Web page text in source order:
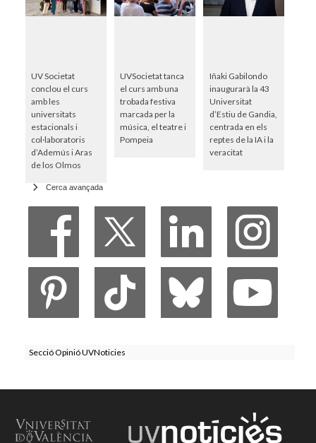
UV Societat
conclou el curs
amb les
universitats
estacionals i
col·laboratoris
d’Ademús i Aras
de los Olmos
UVSocietat tanca
el curs amb una
trobada festiva
marcada per la
música, el teatre i
Pompeia
Iñaki Gabilondo
inaugurarà la 43
Universitat
d’Estiu de Gandia,
centrada en els
reptes de la IA i la
veracitat
Cerca avançada
Secció Opinió UVNoticies